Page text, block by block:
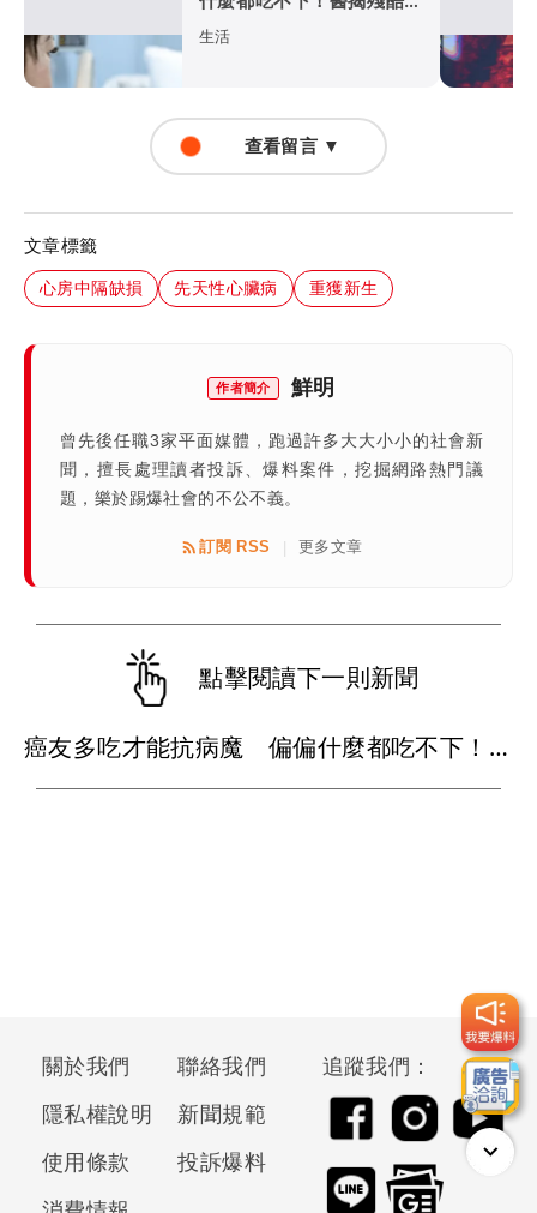
相7招解圍
生活
查看留言 ▼
文章標籤
心房中隔缺損 先天性心臟病 重獲新生
作者簡介 鮮明
曾先後任職3家平面媒體，跑過許多大大小小的社會新
聞，擅長處理讀者投訴、爆料案件，挖掘網路熱門議
題，樂於踢爆社會的不公不義。
訂閱 RSS | 更多文章
點擊閱讀下一則新聞
癌友多吃才能抗病魔 偏偏什麼都吃不下！醫揭殘酷真相7招解圍
關於我們
聯絡我們
隱私權說明
新聞規範
使用條款
投訴爆料
追蹤我們：